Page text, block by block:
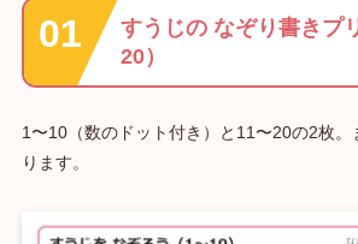
すうじの なぞり書きプ
20）
1〜10（数のドット付き）と11〜20の2枚。
ります。